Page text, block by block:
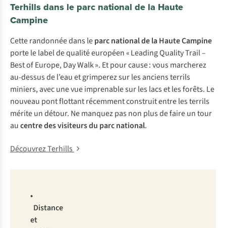
Terhills dans le parc national de la Haute
Campine
Cette randonnée dans leparc national de la Haute Campine
porte le label de qualité européen « Leading Quality Trail –
Best of Europe, Day Walk ». Et pour cause : vous marcherez
au-dessus de l’eau et grimperez sur les anciens terrils
miniers, avec une vue imprenable sur les lacs et les forêts. Le
nouveau pont flottant récemment construit entre les terrils
mérite un détour. Ne manquez pas non plus de faire un tour
aucentre des visiteurs du parc national.
Découvrez Terhills
•
Distance
et